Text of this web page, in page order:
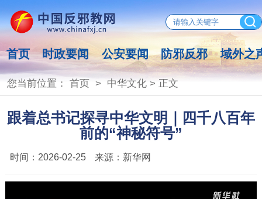
首页 时政要闻 公安要闻 防邪反邪 域外之
您当前位置： 首页> 中华文化> 正文
跟着总书记探寻中华文明｜四千八百年
前的“神秘符号”
时间： 2026-02-25 来源： 新华网